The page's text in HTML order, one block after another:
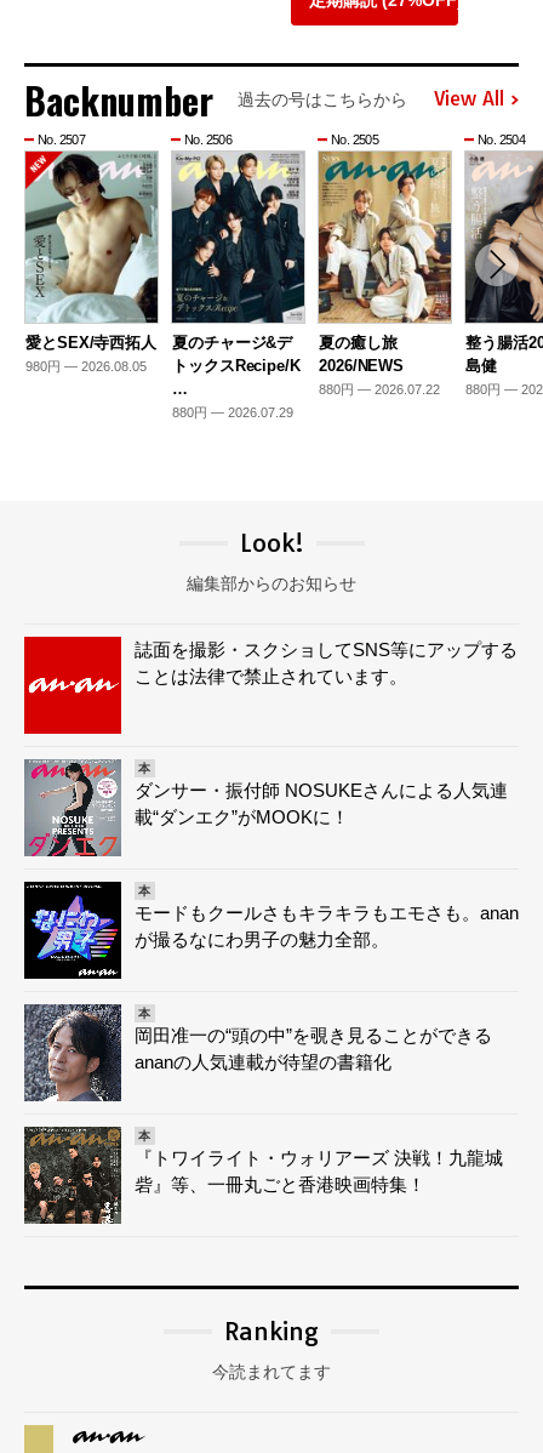
Backnumber 過去の号はこちらから View All
No. 2507
愛とSEX/寺西拓人
980円 — 2026.08.05
No. 2506
夏のチャージ&デ
トックスRecipe/K
…
880円 — 2026.07.29
No. 2505
夏の癒し旅
2026/NEWS
880円 — 2026.07.22
No. 2504
整う腸活
島健
880円 —
Look!
編集部からのお知らせ
誌面を撮影・スクショしてSNS等にアップする
ことは法律で禁止されています。
本
ダンサー・振付師 NOSUKEさんによる人気連
載“ダンエク”がMOOKに！
本
モードもクールさもキラキラもエモさも。anan
が撮るなにわ男子の魅力全部。
本
岡田准一の“頭の中”を覗き見ることができる
ananの人気連載が待望の書籍化
本
『トワイライト・ウォリアーズ 決戦！九龍城
砦』等、一冊丸ごと香港映画特集！
Ranking
今読まれてます